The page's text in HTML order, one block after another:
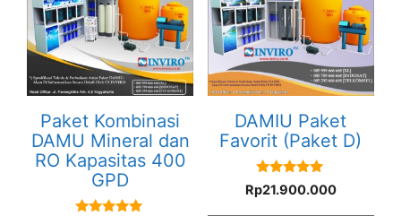
Paket Kombinasi
DAMU Mineral dan
RO Kapasitas 400
GPD
DAMIU Paket
Favorit (Paket D)
5.00
out of 5
Rp21.900.000